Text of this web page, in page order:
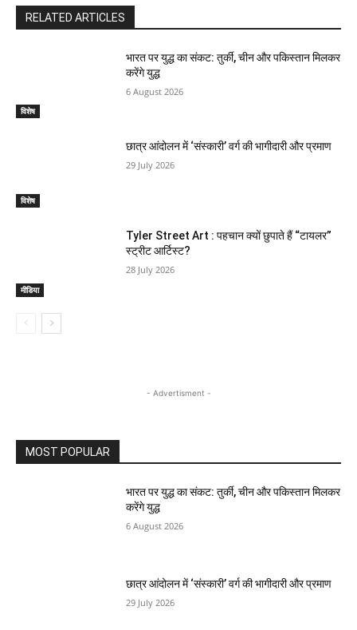
RELATED ARTICLES
विशेष
भारत पर युद्ध का संकट: तुर्की, चीन और पकिस्तान मिलकर
करेंगे युद्ध
6 August 2026
विशेष
छात्र आंदोलन में ‘संस्कारी’ वर्ग की भागीदारी और प्रमाण
29 July 2026
मीडिया
Tyler Street Art : पहचान क्यों छुपाते हैं “टायलर”
स्ट्रीट आर्टिस्ट?
28 July 2026
- Advertisment -
MOST POPULAR
भारत पर युद्ध का संकट: तुर्की, चीन और पकिस्तान मिलकर
करेंगे युद्ध
6 August 2026
छात्र आंदोलन में ‘संस्कारी’ वर्ग की भागीदारी और प्रमाण
29 July 2026